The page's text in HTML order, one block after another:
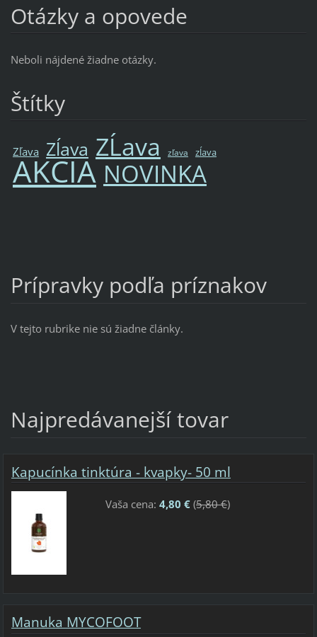
Otázky a opovede
Neboli nájdené žiadne otázky.
Štítky
Zľava Zĺava ZĹava zľava zĺava
AKCIA NOVINKA
Prípravky podľa príznakov
V tejto rubrike nie sú žiadne články.
Najpredávanejší tovar
Kapucínka tinktúra - kvapky- 50 ml
Vaša cena: 4,80 €(5,80 €)
Manuka MYCOFOOT